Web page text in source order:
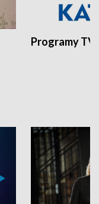
Programy